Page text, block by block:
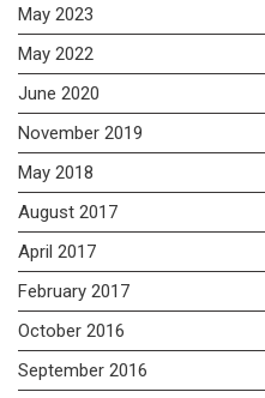
May 2023
May 2022
June 2020
November 2019
May 2018
August 2017
April 2017
February 2017
October 2016
September 2016